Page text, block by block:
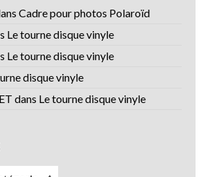
Cadre pour photos Polaroïd
Le tourne disque vinyle
Le tourne disque vinyle
disque vinyle
dans Le tourne disque vinyle